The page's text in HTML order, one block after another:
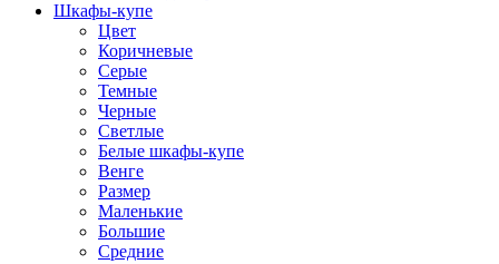
Шкафы-купе
Цвет
Коричневые
Серые
Темные
Черные
Светлые
Белые шкафы-купе
Венге
Размер
Маленькие
Большие
Средние